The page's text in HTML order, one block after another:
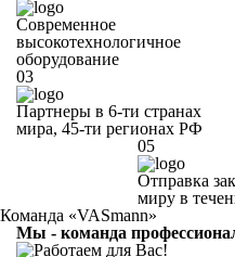
Современное
высокотехнологичное
оборудование
03
Партнеры в 6-ти странах
мира, 45-ти регионах РФ
05
Отправка
миру в
Команда «VASmann»
Мы - команда